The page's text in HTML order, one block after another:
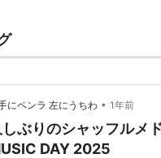
にペンラ 左にうちわ • 1年前
しぶりのシャッフルメ
DAY 2025